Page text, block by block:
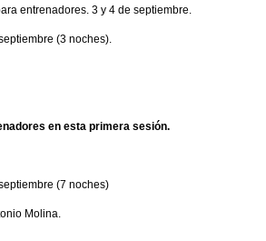
entrenadores. 3 y 4 de septiembre.
(3 noches).
en esta primera sesión.
(7 noches)
Molina.